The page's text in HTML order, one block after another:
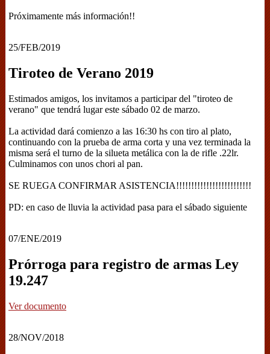
Próximamente más información!!
25/FEB/2019
Tiroteo de Verano 2019
Estimados amigos, los invitamos a participar del "tiroteo de
verano" que tendrá lugar este sábado 02 de marzo.
La actividad dará comienzo a las 16:30 hs con tiro al plato,
continuando con la prueba de arma corta y una vez terminada la
misma será el turno de la silueta metálica con la de rifle .22lr.
Culminamos con unos chori al pan.
SE RUEGA CONFIRMAR ASISTENCIA!!!!!!!!!!!!!!!!!!!!!!!!!
PD: en caso de lluvia la actividad pasa para el sábado siguiente
07/ENE/2019
Prórroga para registro de armas Ley
19.247
Ver documento
28/NOV/2018